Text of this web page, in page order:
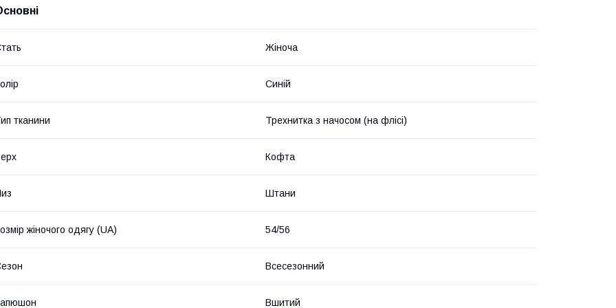
Жіноча
Синій
тканини Трехнитка з начосом (на флісі)
Кофта
Штани
жіночого одягу (UA) 54/56
Всесезонний
Вшитий